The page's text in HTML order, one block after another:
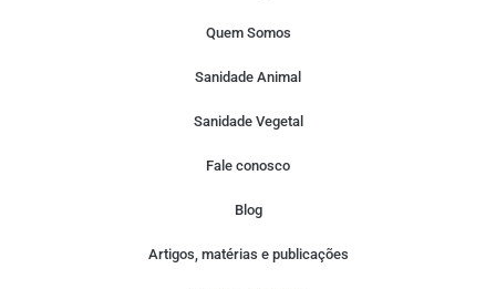
Quem Somos
Sanidade Animal
Sanidade Vegetal
Fale conosco
Blog
Artigos, matérias e publicações